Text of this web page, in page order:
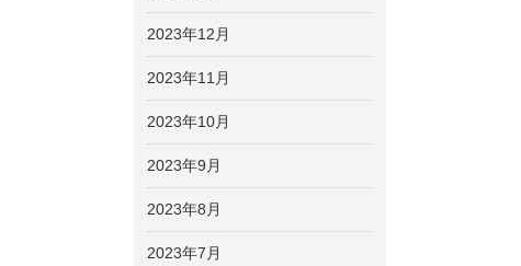
2023年12月
2023年11月
2023年10月
2023年9月
2023年8月
2023年7月